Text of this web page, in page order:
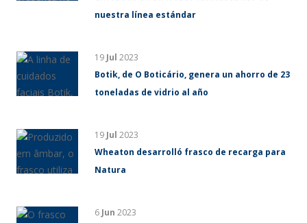
nuestra línea estándar
19 Jul 2023
Botik, de O Boticário, genera un ahorro de 23
toneladas de vidrio al año
19 Jul 2023
Wheaton desarrolló frasco de recarga para
Natura
6 Jun 2023